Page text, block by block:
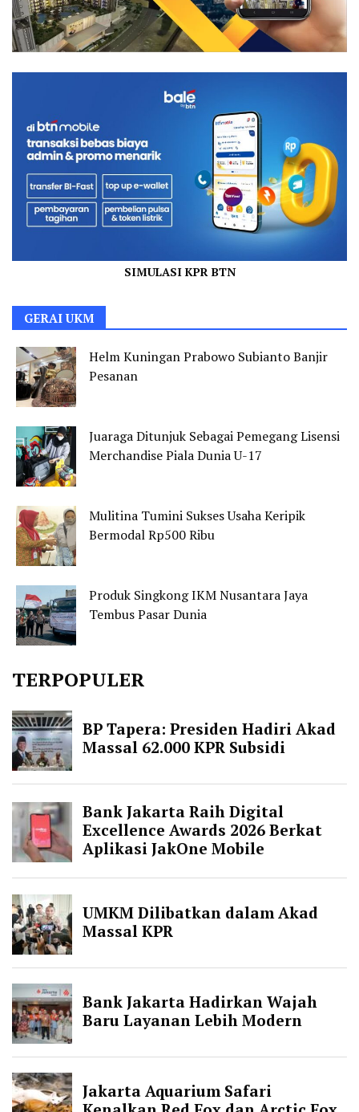
SIMULASI KPR BTN
GERAI UKM
Helm Kuningan Prabowo Subianto Banjir
Pesanan
Juaraga Ditunjuk Sebagai Pemegang Lisensi
Merchandise Piala Dunia U-17
Mulitina Tumini Sukses Usaha Keripik
Bermodal Rp500 Ribu
Produk Singkong IKM Nusantara Jaya
Tembus Pasar Dunia
TERPOPULER